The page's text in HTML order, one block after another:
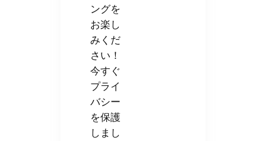
ングを
お楽し
みくだ
さい！
今すぐ
プライ
バシー
を保護
しまし